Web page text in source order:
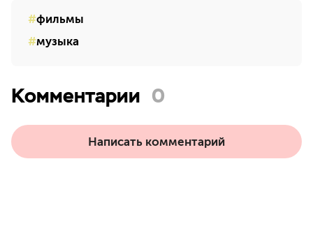
фильмы
музыка
Комментарии 0
Написать комментарий